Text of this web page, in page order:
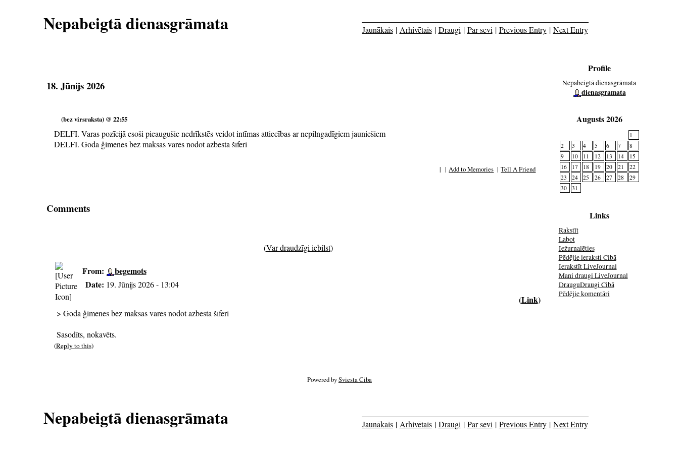
Nepabeigtā dienasgrāmata Jaunākais| Arhivētais| Draugi | Par sevi | Previous Entry| Next Entry
18. Jūnijs 2026
(bez virsraksta) @ 22:55
DELFI. Varas pozīcijā esoši pieaugušie nedrīkstēs veidot intīmas attiecības ar nepilngadīgiem jauniešiem
DELFI. Goda ģimenes bez maksas varēs nodot azbesta šīferi
| |Add to Memories |Tell A Friend
Comments
(Var draudzīgi iebilst)
From:
begemots
Date: 19. Jūnijs 2026 - 13:04
(Link)
> Goda ģimenes bez maksas varēs nodot azbesta šīferi
Sasodīts, nokavēts.
(Reply to this)
Profile
Nepabeigtā dienasgrāmata
dienasgramata
Augusts 2026
1
2
3 4 5 6 7
8
9
10 11 12 13 14
15
16
17 18 19 20 21
22
23
24 25 26 27 28
29
30
31
Links
Rakstīt
Labot
Iežurnalēties
Pēdējie ieraksti Cibā
Ierakstīt LiveJournal
Mani draugi LiveJournal
DrauguDraugi Cibā
Pēdējie komentāri
Powered bySviesta Ciba
Nepabeigtā dienasgrāmata Jaunākais| Arhivētais| Draugi | Par sevi | Previous Entry| Next Entry